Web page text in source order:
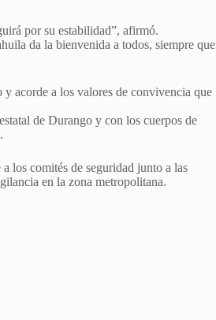
por su estabilidad”, afirmó.
da la bienvenida a todos, siempre que
y acorde a los valores de convivencia que
de Durango y con los cuerpos de
los comités de seguridad junto a las
en la zona metropolitana.